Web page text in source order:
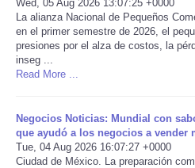
America Latina
Ciencia
EEUU
Wed, 05 Aug 2026 13:07:25 +0000
La alianza Nacional de Pequeños
en el primer semestre de 2026, el
presiones por el alza de costos, la
inseg ...
Read More ...
Negocios Noticias: Mundial con
que ayudó a los negocios a vender
Tue, 04 Aug 2026 16:07:27 +0000
Ciudad de México. La preparación